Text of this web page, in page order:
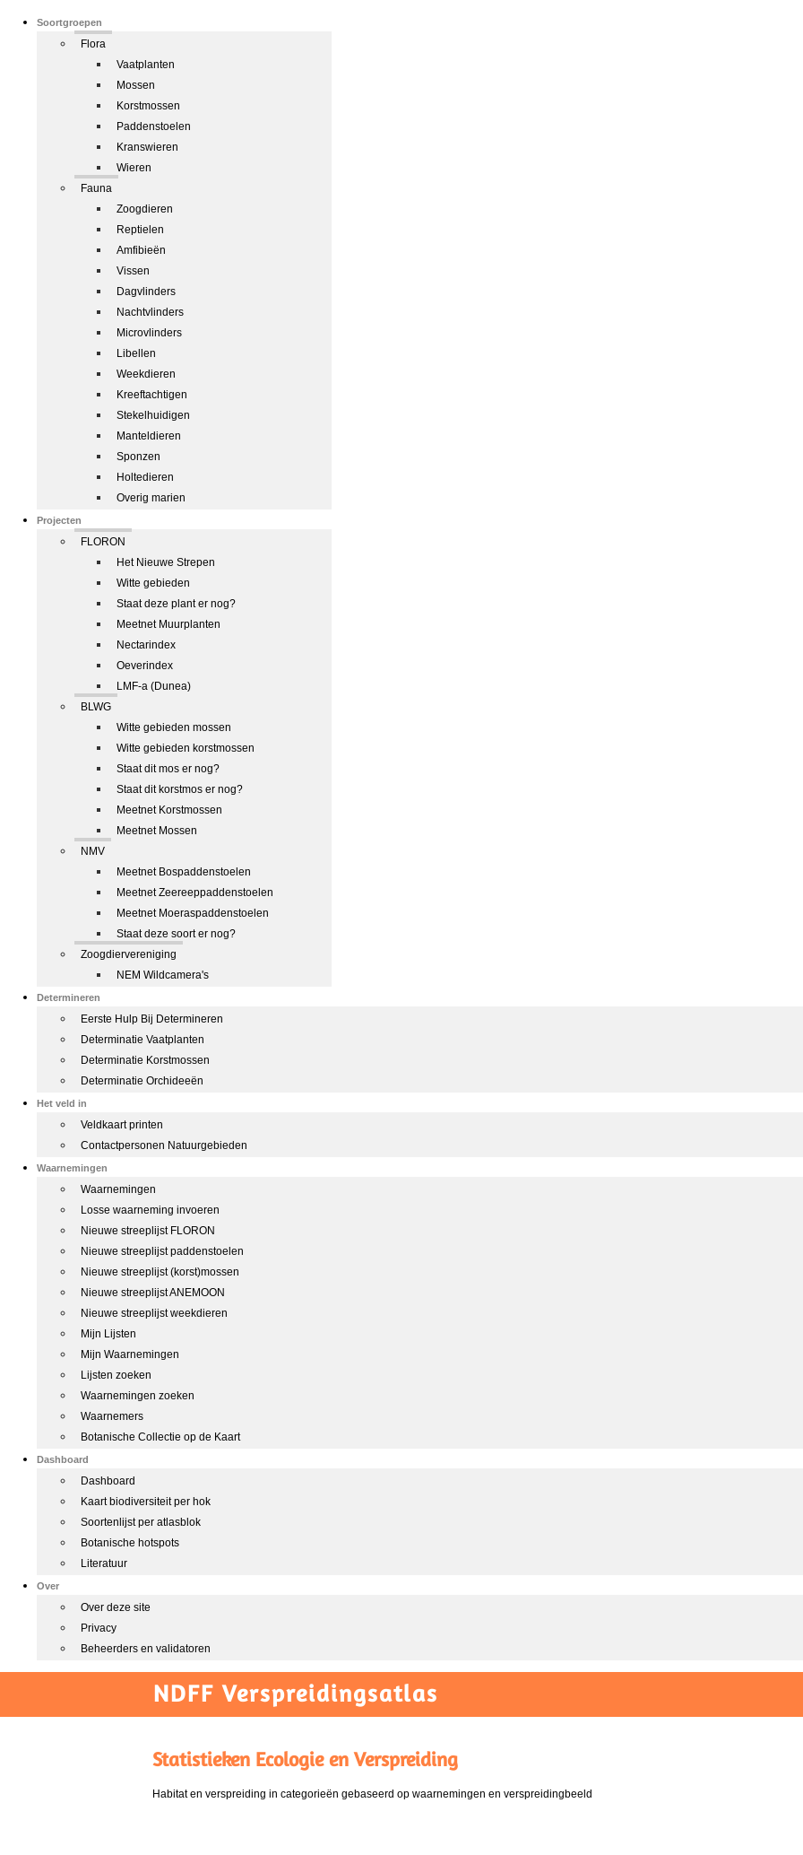
Soortgroepen
Flora
Vaatplanten
Mossen
Korstmossen
Paddenstoelen
Kranswieren
Wieren
Fauna
Zoogdieren
Reptielen
Amfibieën
Vissen
Dagvlinders
Nachtvlinders
Microvlinders
Libellen
Weekdieren
Kreeftachtigen
Stekelhuidigen
Manteldieren
Sponzen
Holtedieren
Overig marien
Projecten
FLORON
Het Nieuwe Strepen
Witte gebieden
Staat deze plant er nog?
Meetnet Muurplanten
Nectarindex
Oeverindex
LMF-a (Dunea)
BLWG
Witte gebieden mossen
Witte gebieden korstmossen
Staat dit mos er nog?
Staat dit korstmos er nog?
Meetnet Korstmossen
Meetnet Mossen
NMV
Meetnet Bospaddenstoelen
Meetnet Zeereeppaddenstoelen
Meetnet Moeraspaddenstoelen
Staat deze soort er nog?
Zoogdiervereniging
NEM Wildcamera's
Determineren
Eerste Hulp Bij Determineren
Determinatie Vaatplanten
Determinatie Korstmossen
Determinatie Orchideeën
Het veld in
Veldkaart printen
Contactpersonen Natuurgebieden
Waarnemingen
Waarnemingen
Losse waarneming invoeren
Nieuwe streeplijst FLORON
Nieuwe streeplijst paddenstoelen
Nieuwe streeplijst (korst)mossen
Nieuwe streeplijst ANEMOON
Nieuwe streeplijst weekdieren
Mijn Lijsten
Mijn Waarnemingen
Lijsten zoeken
Waarnemingen zoeken
Waarnemers
Botanische Collectie op de Kaart
Dashboard
Dashboard
Kaart biodiversiteit per hok
Soortenlijst per atlasblok
Botanische hotspots
Literatuur
Over
Over deze site
Privacy
Beheerders en validatoren
NDFF Verspreidingsatlas
Statistieken Ecologie en Verspreiding
Habitat en verspreiding in categorieën gebaseerd op waarnemingen en verspreidingbeeld